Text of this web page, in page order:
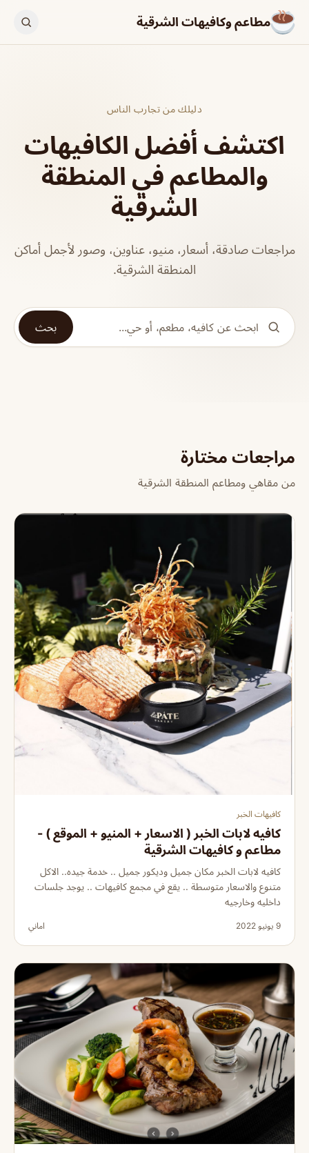
مطاعم وكافيهات الشرقية
دليلك من تجارب الناس
اكتشف أفضل الكافيهات
والمطاعم في المنطقة
الشرقية
مراجعات صادقة، أسعار، منيو، عناوين، وصور لأجمل أماكن
المنطقة الشرقية.
بحث
مراجعات مختارة
من مقاهي ومطاعم المنطقة الشرقية
كافيهات الخبر
كافيه لابات الخبر ( الاسعار + المنيو + الموقع ) -
مطاعم و كافيهات الشرقية
كافيه لابات الخبر مكان جميل وديكور جميل .. خدمة جيده.. الاكل
متنوع والاسعار متوسطة .. يقع في مجمع كافيهات .. يوجد جلسات
داخليه وخارجيه
9 يونيو 2022 اماني